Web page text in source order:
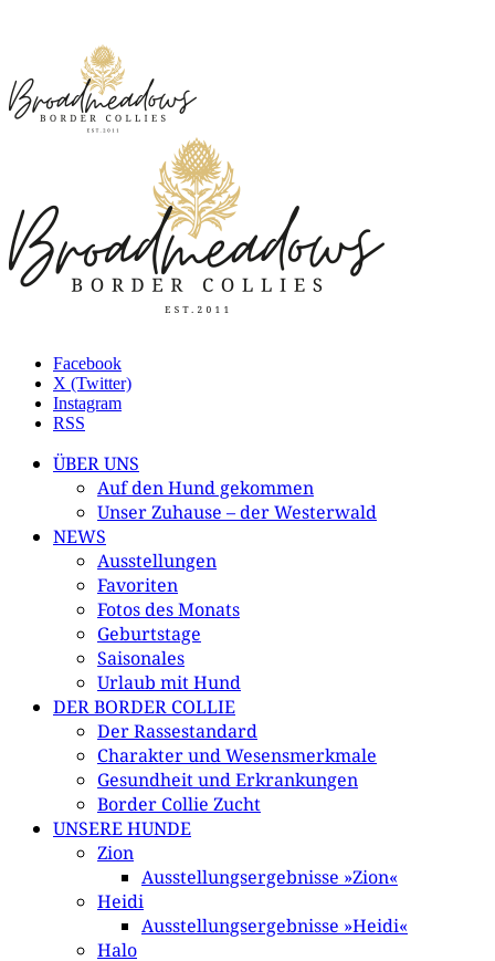
Facebook
X (Twitter)
Instagram
RSS
ÜBER UNS
Auf den Hund gekommen
Unser Zuhause – der Westerwald
NEWS
Ausstellungen
Favoriten
Fotos des Monats
Geburtstage
Saisonales
Urlaub mit Hund
DER BORDER COLLIE
Der Rassestandard
Charakter und Wesensmerkmale
Gesundheit und Erkrankungen
Border Collie Zucht
UNSERE HUNDE
Zion
Ausstellungsergebnisse »Zion«
Heidi
Ausstellungsergebnisse »Heidi«
Halo